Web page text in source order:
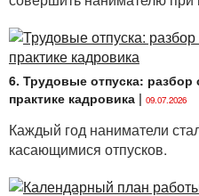
6. Трудовые отпуска:
практике кадровика | 09.07.2026
Каждый год наниматели
касающимися отпусков.